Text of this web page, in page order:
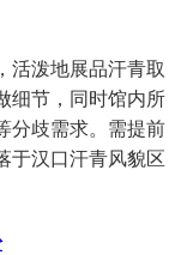
泼地展品汗青取
细节，同时馆内所
分歧需求。需提前
于汉口汗青风貌区